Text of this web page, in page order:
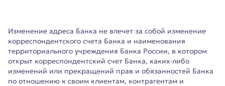
Изменение адреса Банка не влечет за собой изменение
корреспондентского счета Банка и наименования
территориального учреждения Банка России, в котором
открыт корреспондентский счет Банка, каких-либо
изменений или прекращений прав и обязанностей Банка
по отношению к своим клиентам, контрагентам и